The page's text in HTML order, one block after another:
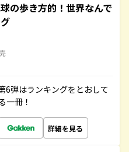
の歩き方的！世界なんで
6弾はランキングをとおして
一冊！
詳細を見る